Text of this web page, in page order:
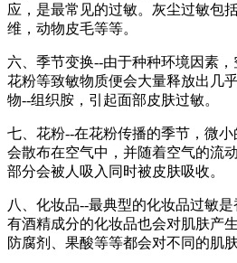
应，是最常见的过敏。灰尘过敏包
维，动物皮毛等等。
六、季节变换--由于种种环境因素
花粉等致敏物质便会大量释放出几
物--组织胺，引起面部皮肤过敏。
七、花粉--在花粉传播的季节，微
会散布在空气中，并随着空气的流
部分会被人吸入同时被皮肤吸收。
八、化妆品--最典型的化妆品过敏
有酒精成分的化妆品也会对肌肤产
防腐剂、果酸等等都会对不同的肌